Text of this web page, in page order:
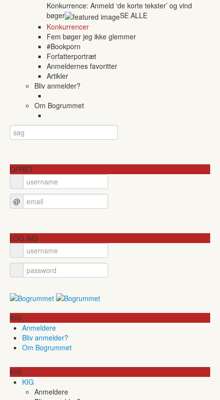
Konkurrence: Anmeld ‘de korte tekster’ og vind
bøger
SE ALLE
Konkurrencer
Fem bøger jeg ikke glemmer
#Bookporn
Forfatterportræt
Anmeldernes favoritter
Artikler
Bliv anmelder?
Om Bogrummet
OPRET
@
LOG IND
KIG
Anmeldere
Bliv anmelder?
Om Bogrummet
KIG
KIG
Anmeldere